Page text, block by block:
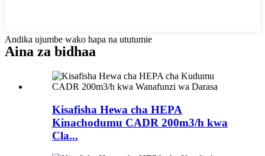
Andika ujumbe wako hapa na ututumie
Aina za bidhaa
Kisafisha Hewa cha HEPA
Kinachodumu CADR 200m3/h kwa
Cla...